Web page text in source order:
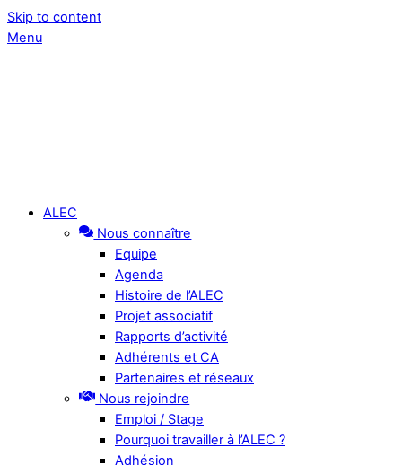
Skip to content
Menu
ALEC
Nous connaître
Equipe
Agenda
Histoire de l’ALEC
Projet associatif
Rapports d’activité
Adhérents et CA
Partenaires et réseaux
Nous rejoindre
Emploi / Stage
Pourquoi travailler à l’ALEC ?
Adhésion